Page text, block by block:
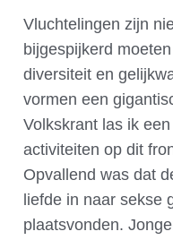
Vluchtelingen zijn
bijgespijkerd
diversiteit en
vormen een
Volkskrant las ik
activiteiten op dit
Opvallend was dat
liefde in naar sekse
plaatsvonden.